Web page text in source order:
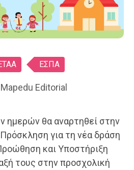
ΕΣΠΑ
Mapedu Editorial
ημερών θα αναρτηθεί στην
για τη νέα δράση
και Υποστήριξη
τους στην προσχολική